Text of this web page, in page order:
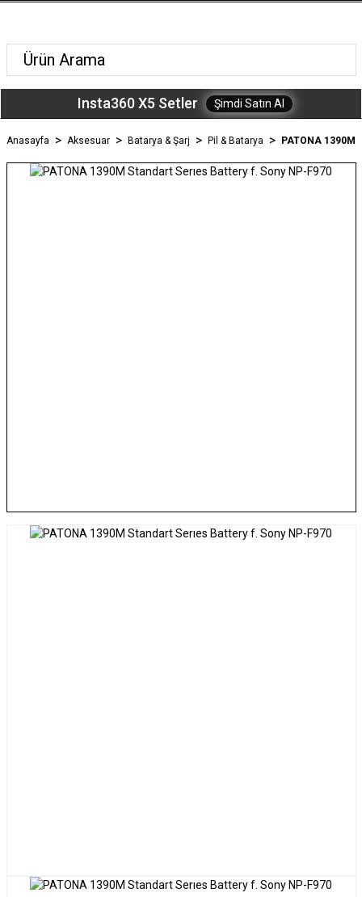
Insta360 X5 Setler Şimdi Satın Al
Anasayfa Aksesuar Batarya & Şarj Pil & Batarya PATONA 1390M